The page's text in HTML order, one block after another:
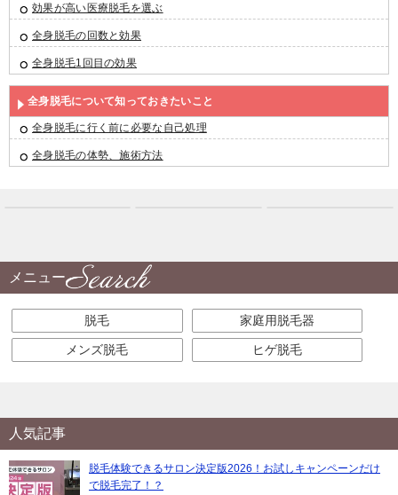
効果が高い医療脱毛を選ぶ
全身脱毛の回数と効果
全身脱毛1回目の効果
全身脱毛について知っておきたいこと
全身脱毛に行く前に必要な自己処理
全身脱毛の体勢、施術方法
メニュー
脱毛 家庭用脱毛器
メンズ脱毛 ヒゲ脱毛
人気記事
脱毛体験できるサロン決定版2026！お試しキャンペーンだけ
で脱毛完了！？